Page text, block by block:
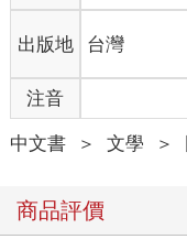
出版地 台灣
注音
中文書 ＞ 文學 ＞
商品評價